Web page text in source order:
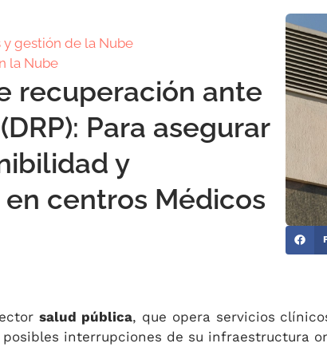
y gestión de la Nube
la Nube
recuperación ante
Para asegurar
y
centros Médicos
salud pública, que opera servicios
interrupciones de su infraestructura